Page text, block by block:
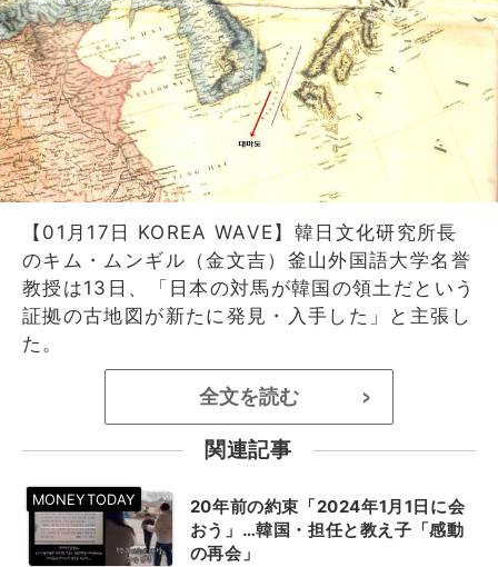
【01月17日 KOREA WAVE】韓日文化研究所長
のキム・ムンギル（金文吉）釜山外国語大学名誉
教授は13日、「日本の対馬が韓国の領土だという
証拠の古地図が新たに発見・入手した」と主張し
た。
全文を読む >
関連記事
20年前の約束「2024年1月1日に会
おう」…韓国・担任と教え子「感動
の再会」